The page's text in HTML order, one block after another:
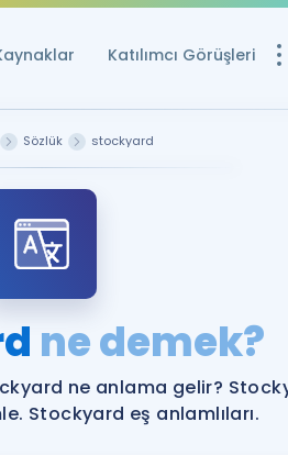
Katılımcı Görüşleri
YDS ve YÖKDİL
YDS ve YÖKDİL'e
Sözlük stockyard
ne demek?
ne anlama gelir?
Stockyard eş anlamlıları.